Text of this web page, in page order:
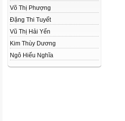
Võ Thị Phượng
Đặng Thi Tuyết
Vũ Thị Hải Yến
Kim Thùy Dương
Ngô Hiếu Nghĩa